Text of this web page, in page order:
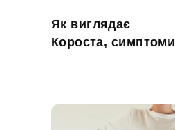
Як виглядає
Короста, симптоми